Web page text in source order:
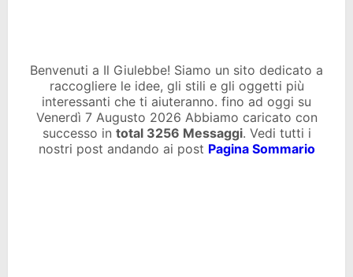
Benvenuti a Il Giulebbe! Siamo un sito dedicato a
raccogliere le idee, gli stili e gli oggetti più
interessanti che ti aiuteranno. fino ad oggi su
Venerdì 7 Augusto 2026 Abbiamo caricato con
successo in total 3256 Messaggi. Vedi tutti i
nostri post andando ai post Pagina Sommario